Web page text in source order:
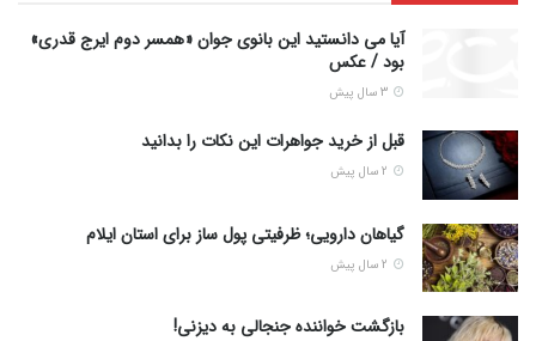
آیا می دانستید این بانوی جوان «همسر دوم ایرج قدری»
بود / عکس
قبل از خرید جواهرات این نکات را بدانید
گیاهان دارویی؛ ظرفیتی پول ساز برای استان ایلام
بازگشت خواننده جنجالی به دیزنی!